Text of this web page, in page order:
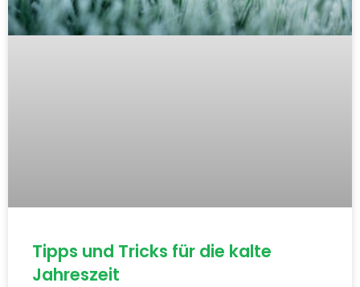
Tipps und Tricks für die kalte
Jahreszeit